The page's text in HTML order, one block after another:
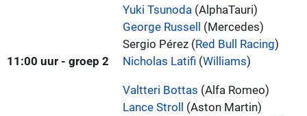
11:00 uur - groep 2
Yuki Tsunoda (AlphaTauri)
George Russell (Mercedes)
Sergio Pérez (Red Bull Racing)
Nicholas Latifi (Williams)
Valtteri Bottas (Alfa Romeo)
Lance Stroll (Aston Martin)